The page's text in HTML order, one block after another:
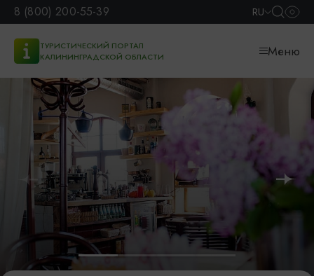
8 (800) 200-55-39 RU
ТУРИСТИЧЕСКИЙ ПОРТАЛ
КАЛИНИНГРАДСКОЙ ОБЛАСТИ
Меню